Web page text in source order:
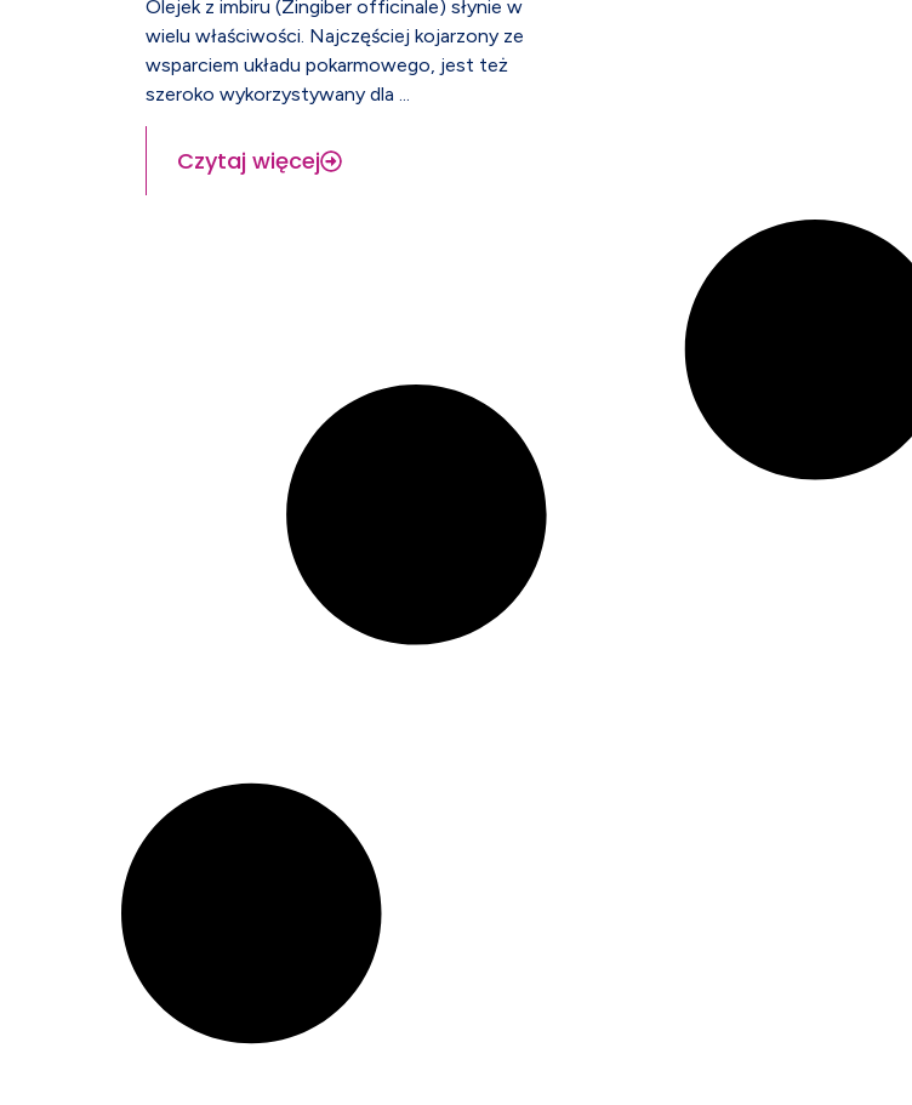
Olejek z imbiru (Zingiber officinale) słynie w
wielu właściwości. Najczęściej kojarzony ze
wsparciem układu pokarmowego, jest też
szeroko wykorzystywany dla ...
Czytaj więcej